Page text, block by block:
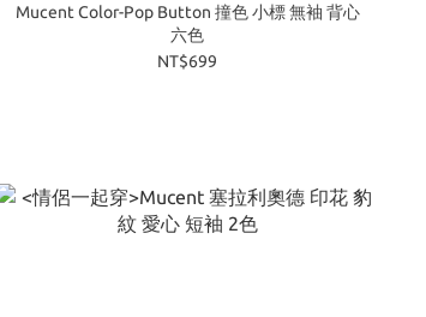
Mucent Color-Pop Button 撞色 小標 無袖 背心
六色
NT$699